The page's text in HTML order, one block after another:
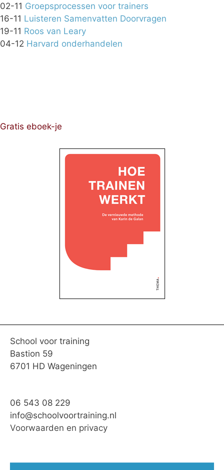
02-11 Groepsprocessen voor trainers
16-11 Luisteren Samenvatten Doorvragen
19-11 Roos van Leary
04-12 Harvard onderhandelen
Gratis eboek-je
School voor training
Bastion 59
6701 HD Wageningen
06 543 08 229
info@schoolvoortraining.nl
Voorwaarden en privacy